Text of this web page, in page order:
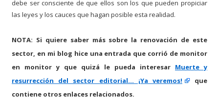
debe ser consciente de que ellos son los que pueden propiciar
las leyes y los cauces que hagan posible esta realidad.
NOTA: Si quiere saber más sobre la renovación de este
sector, en mi blog hice una entrada que corrió de monitor
en monitor y que quizá le pueda interesar Muerte y
resurrección del sector editorial... ¡Ya veremos!
que
contiene otros enlaces relacionados.